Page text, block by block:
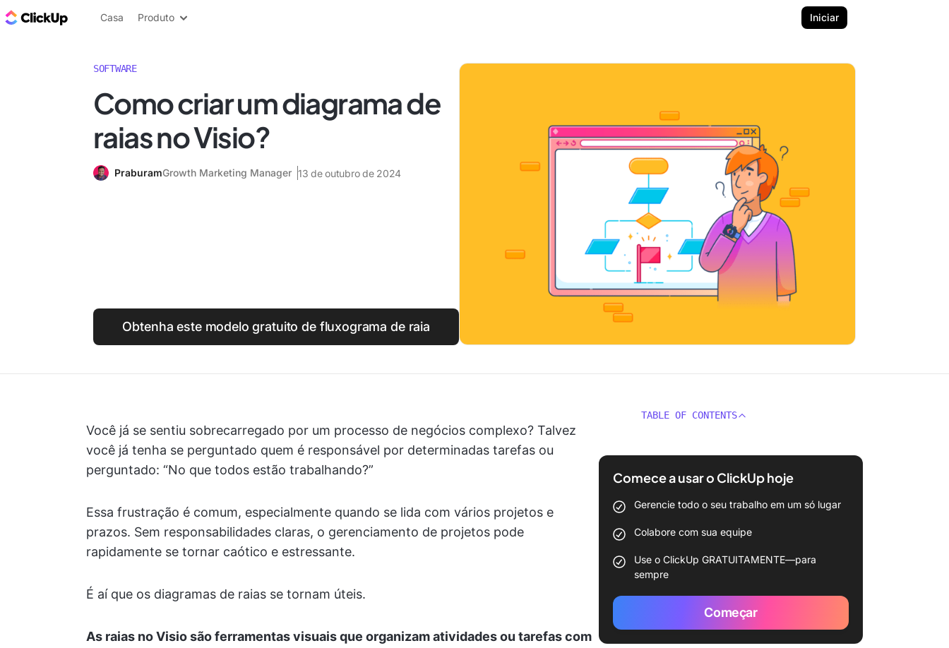
ClickUp Blogue
Casa Produto Iniciar
SOFTWARE
Como criar um diagrama de
raias no Visio?
PraburamGrowth Marketing Manager 13 de outubro de 2024
Obtenha este modelo gratuito de fluxograma de raia
Você já se sentiu sobrecarregado por um processo de negócios complexo? Talvez
você já tenha se perguntado quem é responsável por determinadas tarefas ou
perguntado: “No que todos estão trabalhando?”
Essa frustração é comum, especialmente quando se lida com vários projetos e
prazos. Sem responsabilidades claras, o gerenciamento de projetos pode
rapidamente se tornar caótico e estressante.
É aí que os diagramas de raias se tornam úteis.
As raias no Visio são ferramentas visuais que organizam atividades ou tarefas com
TABLE OF CONTENTS
Comece a usar o ClickUp hoje
Gerencie todo o seu trabalho em um só lugar
Colabore com sua equipe
Use o ClickUp GRATUITAMENTE—para
sempre
Começar